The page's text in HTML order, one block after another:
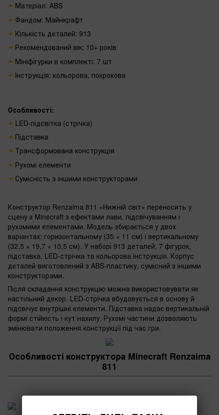
Матеріал: ABS
Фандом: Майнкрафт
Кількість деталей: 913
Рекомендований вік: 10+ років
Мініфігурки в комплекті: 7 шт
Інструкція: кольорова, покрокова
Особливості:
LED-підсвітка (стрічка)
Підставка
Трансформована конструкція
Рухомі елементи
Сумісність з іншими конструкторами
Конструктор Renzaima 811 «Нижній світ» переносить у
сцену з Minecraft з ефектами лави, підсвічуванням і
рухомими елементами. Модель збирається у двох
варіантах: горизонтальному (35 × 11 см) і вертикальному
(32,5 × 19,7 × 10,5 см). У наборі 913 деталей, 7 фігурок,
підставка, LED-стрічка та кольорова інструкція. Корпус
деталей виготовлений з ABS-пластику, сумісний з іншими
конструкторами.
Після складання конструкцію можна використовувати як
настільний декор. LED-стрічка вбудовується в основу й
підсвічує внутрішні елементи. Підставка надає вертикальній
формі стійкість і кут нахилу. Рухомі частини дозволяють
змінювати положення конструкції під час гри.
Особливості конструктора Minecraft Renzaima
811